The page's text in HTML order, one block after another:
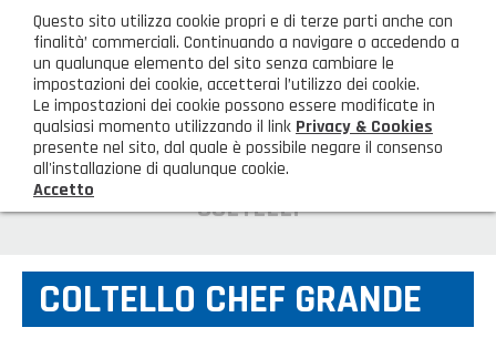
AREA CLIENTI
HOME
Chi siamo
GAMMA PRODOTTI
COLTELLI
COLTELLO CHEF GRANDE
Questo sito utilizza cookie propri e di terze parti anche con
finalità’ commerciali. Continuando a navigare o accedendo a
un qualunque elemento del sito senza cambiare le
impostazioni dei cookie, accetterai l’utilizzo dei cookie.
Le impostazioni dei cookie possono essere modificate in
qualsiasi momento utilizzando il link Privacy & Cookies
presente nel sito, dal quale è possibile negare il consenso
all'installazione di qualunque cookie.
Accetto